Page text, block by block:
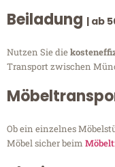
Beiladung | ab
Nutzen Sie die
Transport zwischen
Ob ein einzelnes
Möbel sicher beim